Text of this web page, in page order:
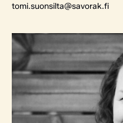
tomi.suonsilta@savorak.fi